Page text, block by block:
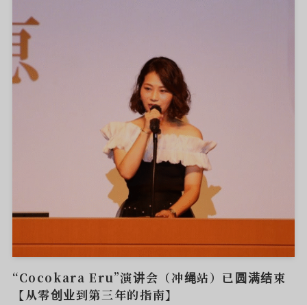
“Cocokara Eru”演讲会（冲绳站）已圆满结束
【从零创业到第三年的指南】